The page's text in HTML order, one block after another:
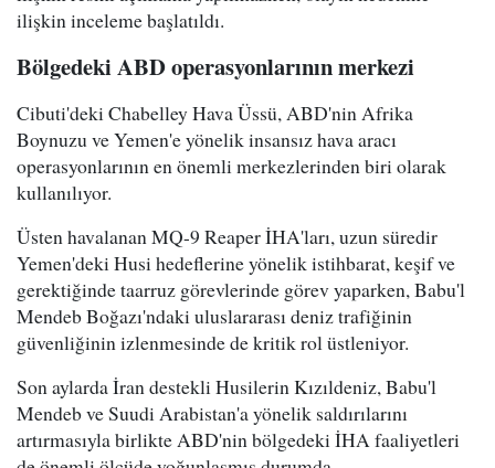
ilişkin inceleme başlatıldı.
Bölgedeki ABD operasyonlarının merkezi
Cibuti'deki Chabelley Hava Üssü, ABD'nin Afrika
Boynuzu ve Yemen'e yönelik insansız hava aracı
operasyonlarının en önemli merkezlerinden biri olarak
kullanılıyor.
Üsten havalanan MQ-9 Reaper İHA'ları, uzun süredir
Yemen'deki Husi hedeflerine yönelik istihbarat, keşif ve
gerektiğinde taarruz görevlerinde görev yaparken, Babu'l
Mendeb Boğazı'ndaki uluslararası deniz trafiğinin
güvenliğinin izlenmesinde de kritik rol üstleniyor.
Son aylarda İran destekli Husilerin Kızıldeniz, Babu'l
Mendeb ve Suudi Arabistan'a yönelik saldırılarını
artırmasıyla birlikte ABD'nin bölgedeki İHA faaliyetleri